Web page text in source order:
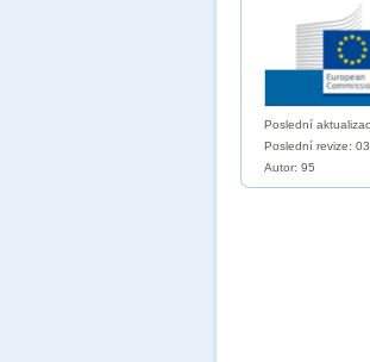
Poslední
Poslední revize:
Autor: 95